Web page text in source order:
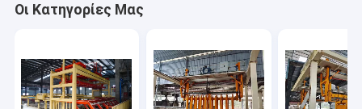
Οι Κατηγορίες Μας